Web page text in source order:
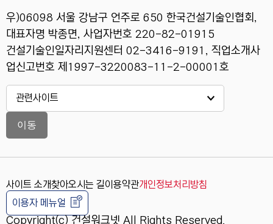
우)06098 서울 강남구 언주로 650 한국건설기술인협회,
대표자명 박종면, 사업자번호 220-82-01915
건설기술인일자리지원센터 02-3416-9191, 직업소개사
업신고번호 제1997-3220083-11-2-00001호
이동
사이트 소개찾아오시는 길이용약관개인정보처리방침
이용자 메뉴얼
Copyright(c) 건설워크넷 All Rights Reserved.